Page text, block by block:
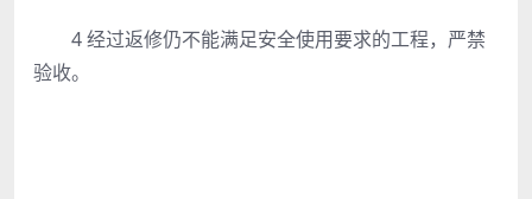
4 经过返修仍不能满足安全使用要求的工程，严禁
验收。